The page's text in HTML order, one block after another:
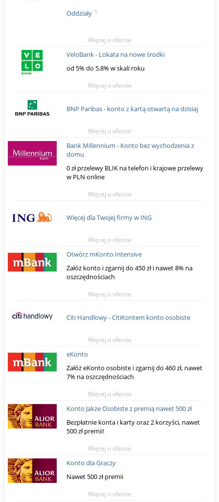
Oddziały 1
Więcej o ofercie
VeloBank - Lokata na nowe środki
od 5% do 5,8% w skali roku
Więcej o ofercie
BNP Paribas - konto z kartą otwartą na dzisiaj
Więcej o ofercie
Bank Millennium - Konto bez wychodzenia z
domu
0 zł przelewy BLIK na telefon i krajowe przelewy
w PLN online
Więcej o ofercie
Więcej dla Twojej firmy w ING
Więcej o ofercie
Otwórz mKonto Intensive
Załóż konto i zgarnij do 450 zł i nawet 8% na
oszczędnościach
Więcej o ofercie
Citi Handlowy - CitiKontem konto osobiste
Więcej o ofercie
eKonto
Załóż eKonto osobiste i zgarnij do 460 zł, nawet
7% na oszczędnościach
Więcej o ofercie
Konto Jakże Osobiste z premią nawet 500 zł
Bezpłatnie konta i karty oraz 2 korzyści, nawet
500 zł premii!
Więcej o ofercie
Konto dla Graczy
Nawet 500 zł premii
Więcej o ofercie